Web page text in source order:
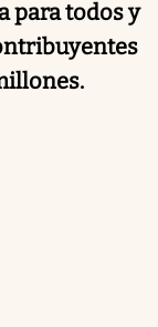
para todos y